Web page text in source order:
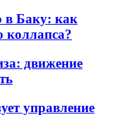
в Баку: как
коллапса?
движение
управление